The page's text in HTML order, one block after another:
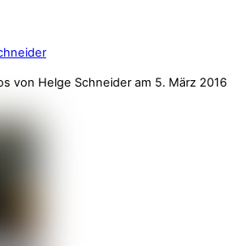
von Helge Schneider am 5. März 2016